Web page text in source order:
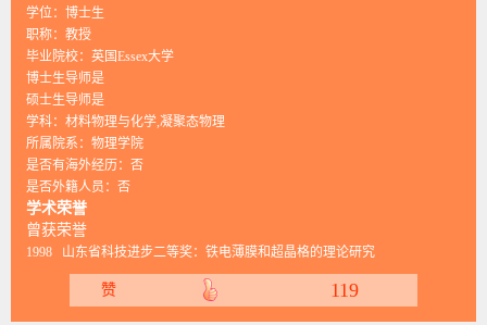
学位：博士生
职称：教授
毕业院校：英国Essex大学
博士生导师是
硕士生导师是
学科：材料物理与化学,凝聚态物理
所属院系：物理学院
是否有海外经历：否
是否外籍人员：否
学术荣誉
曾获荣誉
1998 山东省科技进步二等奖：铁电薄膜和超晶格的理论研究
赞 119